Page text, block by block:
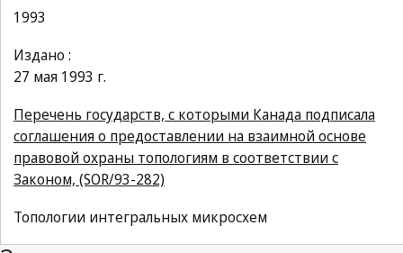
1993
Издано :
27 мая 1993 г.
Перечень государств, с которыми Канада подписала
соглашения о предоставлении на взаимной основе
правовой охраны топологиям в соответствии с
Законом, (SOR/93-282)
Топологии интегральных микросхем